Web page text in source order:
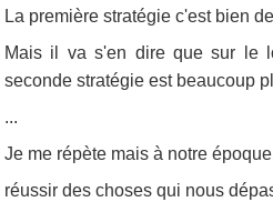
La première stratégie c'est bien
Mais il va s'en dire que sur le
seconde stratégie est beaucoup
...
Je me répète mais à notre
réussir des choses qui nous